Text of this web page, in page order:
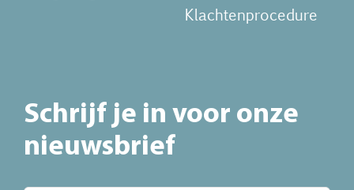
Klachtenprocedure
Schrijf je in voor onze
nieuwsbrief